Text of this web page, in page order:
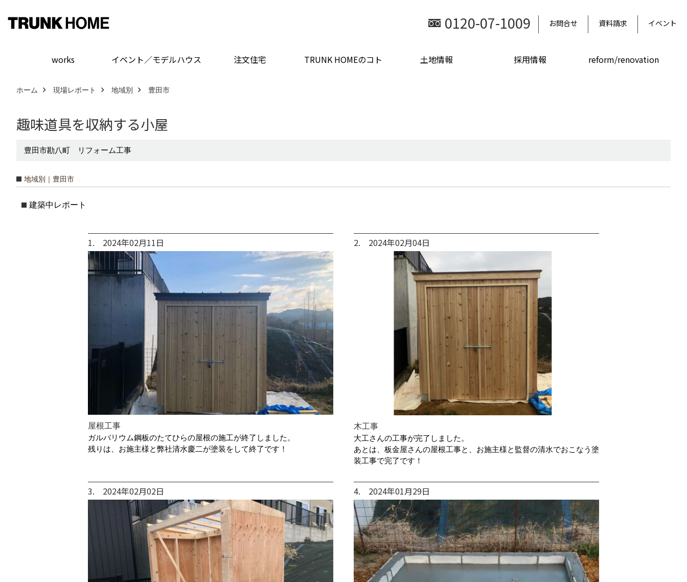
0120-07-1009 お問合せ 資料請求 イベント
works イベント／モデルハウス 注文住宅 TRUNK HOMEのコト 土地情報 採用情報 reform/renovation
ホーム 現場レポート 地域別 豊田市
趣味道具を収納する小屋
豊田市勘八町 リフォーム工事
地域別｜豊田市
建築中レポート
1. 2024年02月11日
屋根工事
ガルバリウム鋼板のたてひらの屋根の施工が終了しました。
残りは、お施主様と弊社清水慶二が塗装をして終了です！
2. 2024年02月04日
木工事
大工さんの工事が完了しました。
あとは、板金屋さんの屋根工事と、お施主様と監督の清水でおこなう塗
装工事で完了です！
3. 2024年02月02日 4. 2024年01月29日